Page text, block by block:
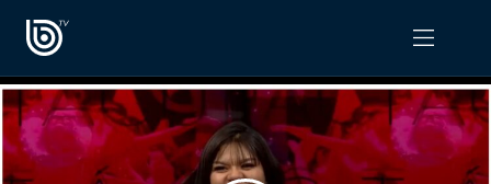
PROGRAMAS
Radiograma
OPINIÓN